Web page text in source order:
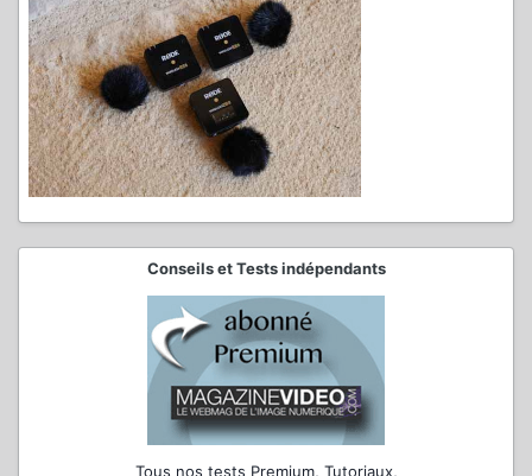
Conseils et Tests indépendants
Tous nos tests Premium, Tutoriaux,